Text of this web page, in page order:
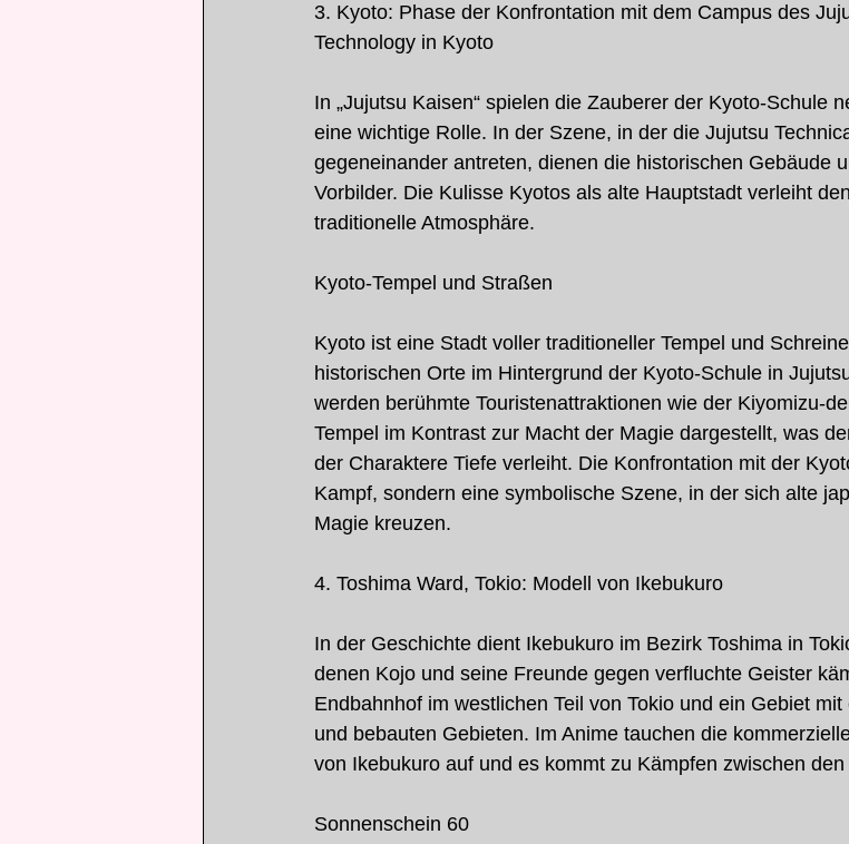
3. Kyoto: Phase der Konfrontation mit dem Campus des
Technology in Kyoto
In „Jujutsu Kaisen“ spielen die Zauberer der Kyoto-Schule
eine wichtige Rolle. In der Szene, in der die Jujutsu
gegeneinander antreten, dienen die historischen Gebäude
Vorbilder. Die Kulisse Kyotos als alte Hauptstadt verleiht
traditionelle Atmosphäre.
Kyoto-Tempel und Straßen
Kyoto ist eine Stadt voller traditioneller Tempel und
historischen Orte im Hintergrund der Kyoto-Schule in
werden berühmte Touristenattraktionen wie der Kiyomizu-
Tempel im Kontrast zur Macht der Magie dargestellt, was
der Charaktere Tiefe verleiht. Die Konfrontation mit der
Kampf, sondern eine symbolische Szene, in der sich alte
Magie kreuzen.
4. Toshima Ward, Tokio: Modell von Ikebukuro
In der Geschichte dient Ikebukuro im Bezirk Toshima in
denen Kojo und seine Freunde gegen verfluchte Geister
Endbahnhof im westlichen Teil von Tokio und ein Gebiet
und bebauten Gebieten. Im Anime tauchen die
von Ikebukuro auf und es kommt zu Kämpfen zwischen
Sonnenschein 60